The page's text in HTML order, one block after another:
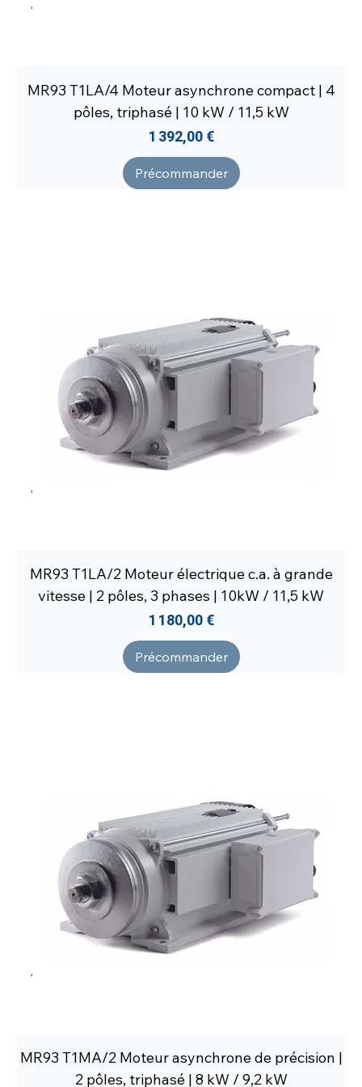
MR93 T1LA/4 Moteur asynchrone compact | 4
pôles, triphasé | 10 kW / 11,5 kW
Prix
1 392,00 €
Précommander
MR93 T1LA/2 Moteur électrique c.a. à grande
vitesse | 2 pôles, 3 phases | 10kW / 11,5 kW
Prix
1 180,00 €
Précommander
MR93 T1MA/2 Moteur asynchrone de précision |
2 pôles, triphasé | 8 kW / 9,2 kW